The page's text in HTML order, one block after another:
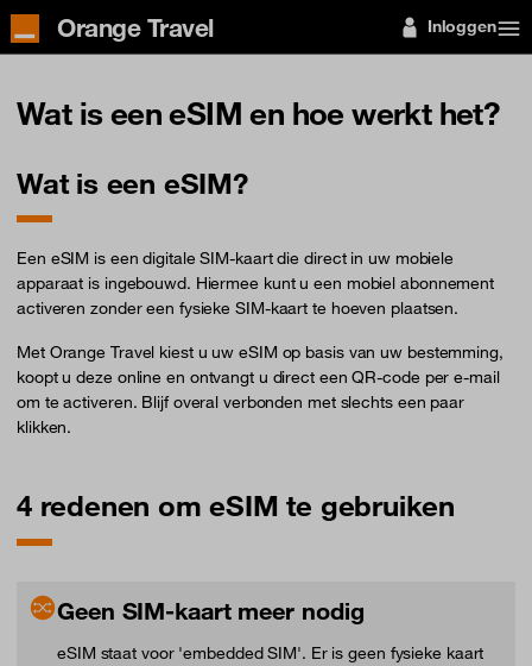
Orange Travel Inloggen
Wat is een eSIM en hoe werkt het?
Wat is een eSIM?
Een eSIM is een digitale SIM-kaart die direct in uw mobiele
apparaat is ingebouwd. Hiermee kunt u een mobiel abonnement
activeren zonder een fysieke SIM-kaart te hoeven plaatsen.
Met Orange Travel kiest u uw eSIM op basis van uw bestemming,
koopt u deze online en ontvangt u direct een QR-code per e-mail
om te activeren. Blijf overal verbonden met slechts een paar
klikken.
4 redenen om eSIM te gebruiken
Geen SIM-kaart meer nodig
eSIM staat voor 'embedded SIM'. Er is geen fysieke kaart